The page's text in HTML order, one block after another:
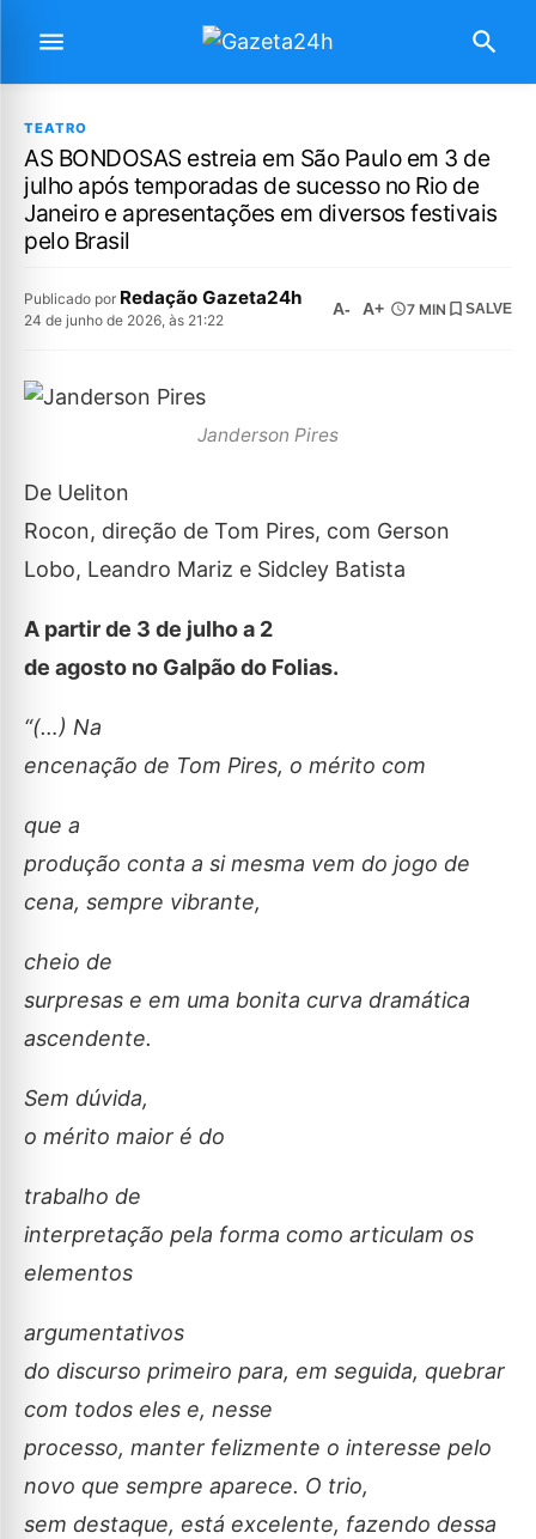
TEATRO
AS BONDOSAS estreia em São Paulo em 3 de
julho após temporadas de sucesso no Rio de
Janeiro e apresentações em diversos festivais
pelo Brasil
Publicado por Redação Gazeta24h
24 de junho de 2026, às 21:22
A- A+ 7 MIN SALVE
Janderson Pires
De Ueliton
Rocon, direção de Tom Pires, com Gerson
Lobo, Leandro Mariz e Sidcley Batista
A partir de 3 de julho a 2
de agosto no Galpão do Folias.
“(…) Na
encenação de Tom Pires, o mérito com
que a
produção conta a si mesma vem do jogo de
cena, sempre vibrante,
cheio de
surpresas e em uma bonita curva dramática
ascendente.
Sem dúvida,
o mérito maior é do
trabalho de
interpretação pela forma como articulam os
elementos
argumentativos
do discurso primeiro para, em seguida, quebrar
com todos eles e, nesse
processo, manter felizmente o interesse pelo
novo que sempre aparece. O trio,
sem destaque, está excelente, fazendo dessa